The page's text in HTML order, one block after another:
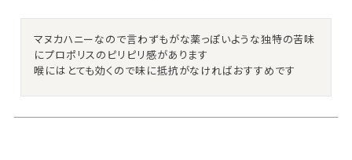
マヌカハニーなので言わずもがな薬っぽいような独特の苦味
にプロポリスのピリピリ感があります
喉にはとても効くので味に抵抗がなければおすすめです